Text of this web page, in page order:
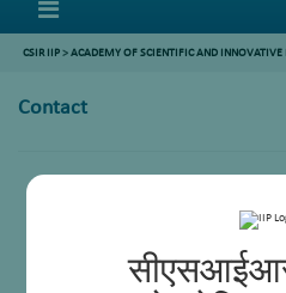
CSIR IIP>ACADEMY OF SCIENTIFIC AND INNOVATIVE
Contact